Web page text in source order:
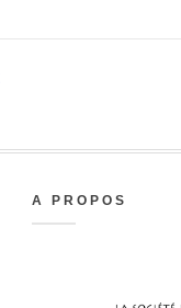
A PROPOS